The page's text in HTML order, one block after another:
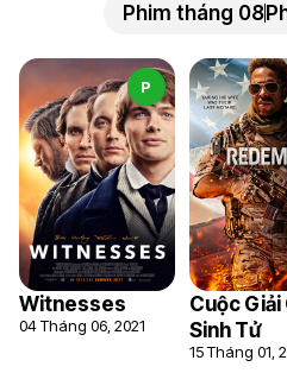
Phim tháng 08
P
Witnesses
04 Tháng 06, 2021
Cuộc Giải
Sinh Tử
15 Tháng 01,